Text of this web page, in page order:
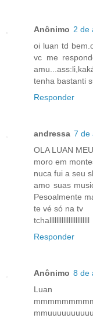
Anônimo 2 de
oi luan td
vc me
tenha bastanti
Responder
andressa 7 de
OLA LUAN
moro em
nuca fui a seu
amo suas
Pesoalmente
te vé só na tv
tchalllllllllllllllllllllll
Responder
Anônimo 8 de